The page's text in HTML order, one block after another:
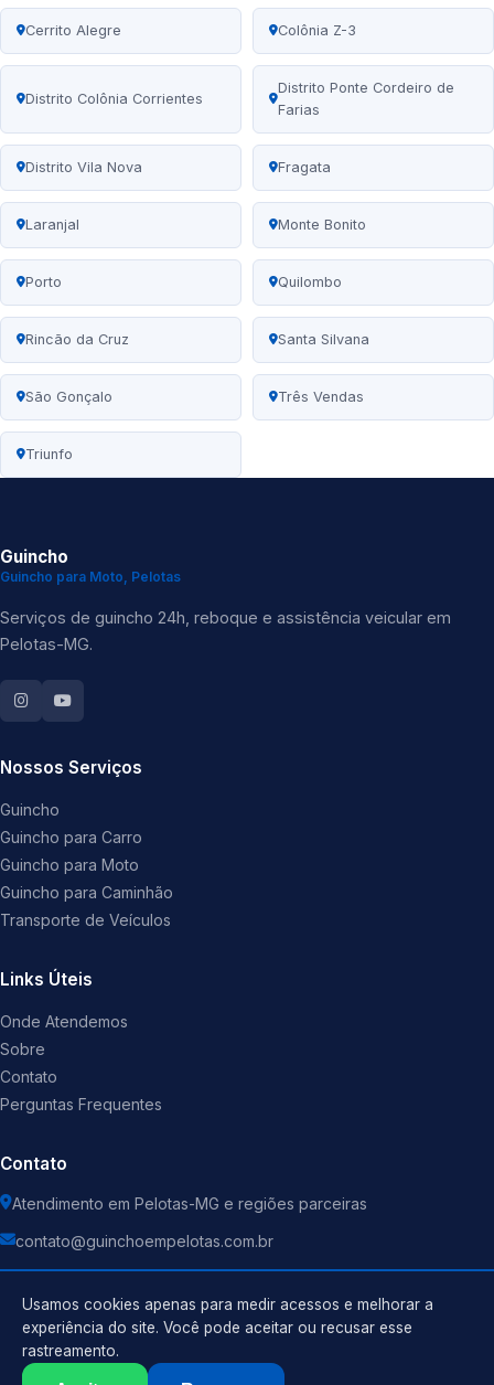
Cerrito Alegre Colônia Z-3
Distrito Colônia Corrientes
Distrito Ponte Cordeiro de
Farias
Distrito Vila Nova Fragata
Laranjal Monte Bonito
Porto Quilombo
Rincão da Cruz Santa Silvana
São Gonçalo Três Vendas
Triunfo
Guincho
Guincho para Moto, Pelotas
Serviços de guincho 24h, reboque e assistência veicular em
Pelotas-MG.
Nossos Serviços
Guincho
Guincho para Carro
Guincho para Moto
Guincho para Caminhão
Transporte de Veículos
Links Úteis
Onde Atendemos
Sobre
Contato
Perguntas Frequentes
Contato
Atendimento em Pelotas-MG e regiões parceiras
contato@guinchoempelotas.com.br
Guincho . Todos os direitos reservados.
Usamos cookies apenas para medir acessos e melhorar a
experiência do site. Você pode aceitar ou recusar esse
rastreamento.